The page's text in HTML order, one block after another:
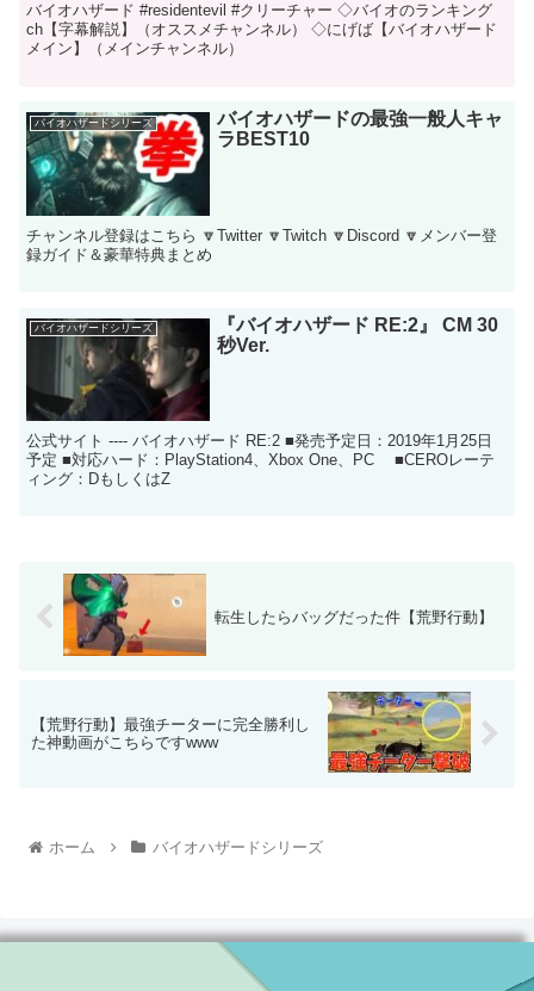
バイオハザード #residentevil #クリーチャー ◇バイオのランキング
ch【字幕解説】（オススメチャンネル） ◇にげば【バイオハザード
メイン】（メインチャンネル）
バイオハザードシリーズ
バイオハザードの最強一般人キャ
ラBEST10
チャンネル登録はこちら 🔽Twitter 🔽Twitch 🔽Discord 🔽メンバー登
録ガイド＆豪華特典まとめ
バイオハザードシリーズ
『バイオハザード RE:2』 CM 30
秒Ver.
公式サイト ---- バイオハザード RE:2 ■発売予定日：2019年1月25日
予定 ■対応ハード：PlayStation4、Xbox One、PC ■CEROレーテ
ィング：DもしくはZ
転生したらバッグだった件【荒野行動】
【荒野行動】最強チーターに完全勝利し
た神動画がこちらですwww
ホーム バイオハザードシリーズ